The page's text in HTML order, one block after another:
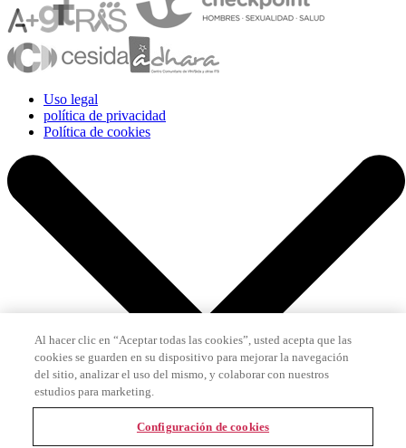
Uso legal
política de privacidad
Política de cookies
Al hacer clic en “Aceptar todas las cookies”, usted acepta que las
cookies se guarden en su dispositivo para mejorar la navegación
del sitio, analizar el uso del mismo, y colaborar con nuestros
estudios para marketing.
Configuración de cookies